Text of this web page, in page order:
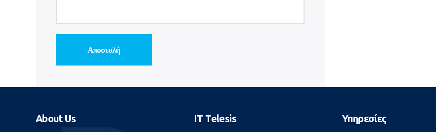
About Us IT Telesis Υπηρεσίες